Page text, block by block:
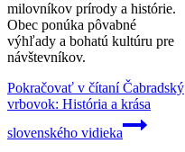
milovníkov prírody a histórie.
Obec ponúka pôvabné
výhľady a bohatú kultúru pre
návštevníkov.
Pokračovať v čítaníČabradský
vrbovok: História a krása
slovenského vidieka